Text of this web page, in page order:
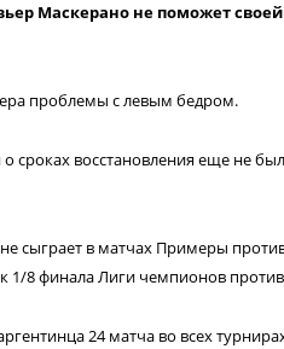
Маскерано не поможет
проблемы с левым бедром.
восстановления еще не
сыграет в матчах Примеры
1/8 финала Лиги чемпионов
24 матча во всех